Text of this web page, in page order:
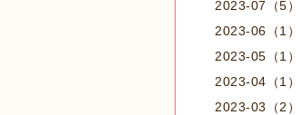
2023-07（5）
2023-06（1）
2023-05（1）
2023-04（1）
2023-03（2）